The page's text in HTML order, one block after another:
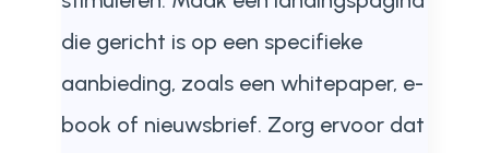
die gericht is op een specifieke
aanbieding, zoals een whitepaper, e-
book of nieuwsbrief. Zorg ervoor dat